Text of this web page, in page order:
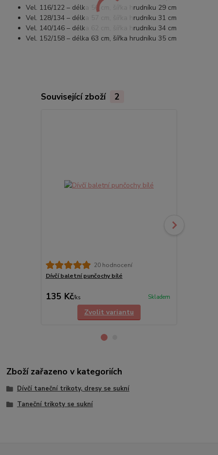
Vel. 116/122 – délka 56 cm, šířka hrudníku 29 cm
Vel. 128/134 – délka 57 cm, šířka hrudníku 31 cm
Vel. 140/146 – délka 62 cm, šířka hrudníku 34 cm
Vel. 152/158 – délka 63 cm, šířka hrudníku 35 cm
Související zboží 2
20 hodnocení
Dívčí baletní punčochy bílé
135 Kč/ks Skladem
Zvolit variantu
Zboží zařazeno v kategoriích
Dívčí taneční trikoty, dresy se sukní
Taneční trikoty se sukní